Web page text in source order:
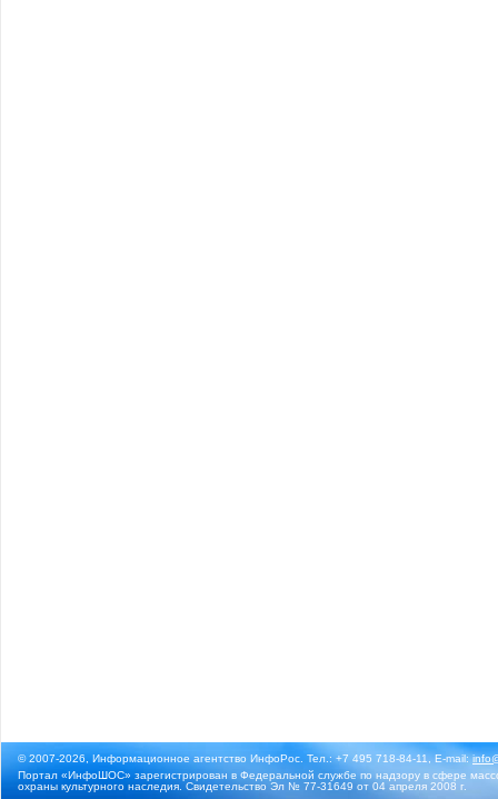
© 2007-2026, Информационное агентство ИнфоРос. Тел.: +7 495 718-84-11, E-mail:
Портал «ИнфоШОС» зарегистрирован в Федеральной службе по надзору в сфере
охраны культурного наследия. Свидетельство Эл № 77-31649 от 04 апреля 2008 г.